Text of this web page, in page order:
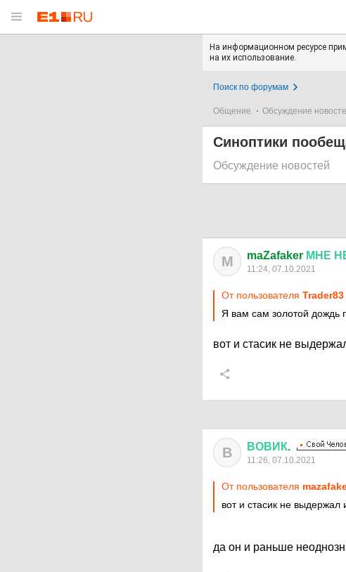
На информационном ресурсе
на их использование.
Поиск по форумам
Общение Обсуждение
Синоптики
Обсуждение новостей
M maZafaker МНЕ
11:24, 07.10.2021
От пользователя Trader83
Я вам сам золотой дождь
вот и стасик не
В ВОВИК.
11:26, 07.10.2021
От пользователя
вот и стасик не выдержал
да он и раньше